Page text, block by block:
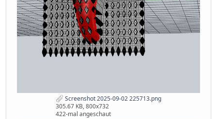
Screenshot 2025-09-02 225713.png
305.67 KB, 800x732
422-mal angeschaut